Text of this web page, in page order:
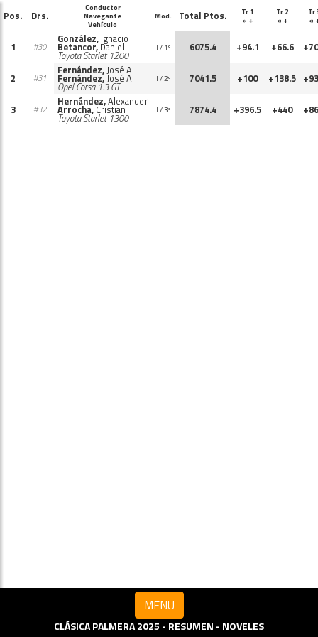
Pos. Drs.
Conductor
Navegante
Vehículo
Mod. Total Ptos. Tr 1
« +
Tr 2
« +
Tr
«
1 #30
González, Ignacio
Betancor, Daniel
Toyota Starlet 1200
I / 1º 6075.4 +94.1 +66.6
2 #31
Fernández,José A.
Fernández,José A.
Opel Corsa 1.3 GT
I / 2º 7041.5 +100 +138.5
3 #32
Hernández,Alexander
Arrocha, Cristian
Toyota Starlet 1300
I / 3º 7874.4 +396.5 +440
MENU
CLÁSICA PALMERA 2025 - RESUMEN - NOVELES